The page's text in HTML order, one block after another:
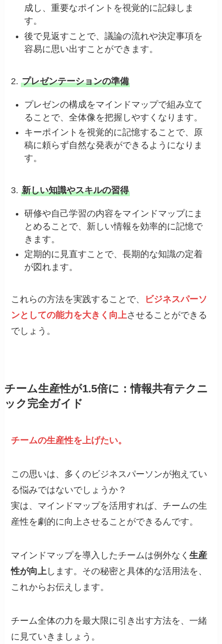
成し、重要なポイントを視覚的に記録しま
す。
後で見返すことで、議論の流れや決定事項を
容易に思い出すことができます。
2.プレゼンテーションの準備
プレゼンの構成をマインドマップで組み立て
ることで、全体像を把握しやすくなります。
キーポイントを視覚的に記憶することで、原
稿に頼らず自然な発表ができるようになりま
す。
3.新しい知識やスキルの習得
研修や自己学習の内容をマインドマップにま
とめることで、新しい情報を効率的に記憶で
きます。
定期的に見直すことで、長期的な知識の定着
が図れます。
これらの方法を実践することで、
ビジネスパーソ
ンとしての能力を大きく向上させることができる
でしょう。
チーム生産性が1.5倍に：情報共有テクニ
ック完全ガイド
チームの生産性を上げたい。
この思いは、多くのビジネスパーソンが抱えてい
る悩みではないでしょうか？
実は、マインドマップを活用すれば、チームの生
産性を劇的に向上させることができるんです。
マインドマップを導入したチームは例外なく生産
性が向上 します。その秘密と具体的な活用法を、
これからお伝えします。
チーム全体の力を最大限に引き出す方法を、一緒
に見ていきましょう。